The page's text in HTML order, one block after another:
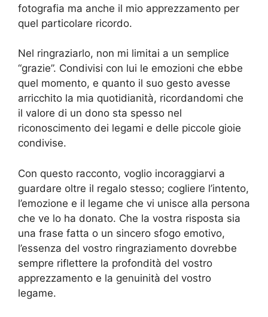
fotografia ma anche il mio apprezzamento per
quel particolare ricordo.
Nel ringraziarlo, non mi limitai a un semplice
“grazie”. Condivisi con lui le emozioni che ebbe
quel momento, e quanto il suo gesto avesse
arricchito la mia quotidianità, ricordandomi che
il valore di un dono sta spesso nel
riconoscimento dei legami e delle piccole gioie
condivise.
Con questo racconto, voglio incoraggiarvi a
guardare oltre il regalo stesso; cogliere l’intento,
l’emozione e il legame che vi unisce alla persona
che ve lo ha donato. Che la vostra risposta sia
una frase fatta o un sincero sfogo emotivo,
l’essenza del vostro ringraziamento dovrebbe
sempre riflettere la profondità del vostro
apprezzamento e la genuinità del vostro
legame.